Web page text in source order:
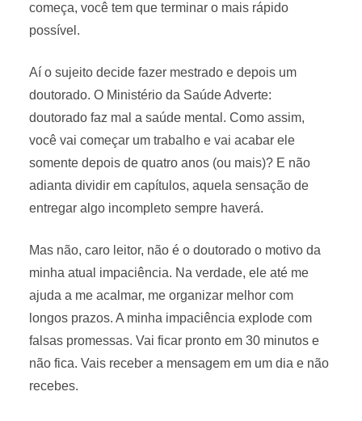
começa, você tem que terminar o mais rápido
possível.
Aí o sujeito decide fazer mestrado e depois um
doutorado. O Ministério da Saúde Adverte:
doutorado faz mal a saúde mental. Como assim,
você vai começar um trabalho e vai acabar ele
somente depois de quatro anos (ou mais)? E não
adianta dividir em capítulos, aquela sensação de
entregar algo incompleto sempre haverá.
Mas não, caro leitor, não é o doutorado o motivo da
minha atual impaciência. Na verdade, ele até me
ajuda a me acalmar, me organizar melhor com
longos prazos. A minha impaciência explode com
falsas promessas. Vai ficar pronto em 30 minutos e
não fica. Vais receber a mensagem em um dia e não
recebes.